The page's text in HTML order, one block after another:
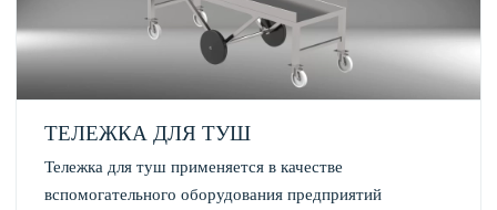
ТЕЛЕЖКА ДЛЯ ТУШ
Тележка для туш применяется в качестве
вспомогательного оборудования предприятий